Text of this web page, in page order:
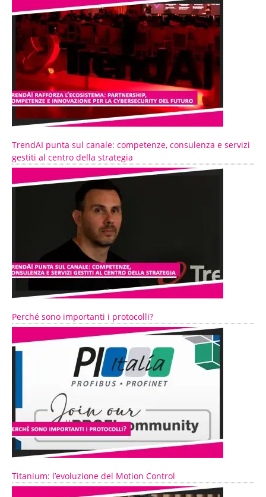
TrendAI punta sul canale: competenze, consulenza e servizi
gestiti al centro della strategia
Perché sono importanti i protocolli?
Titanium: l’evoluzione del Motion Control